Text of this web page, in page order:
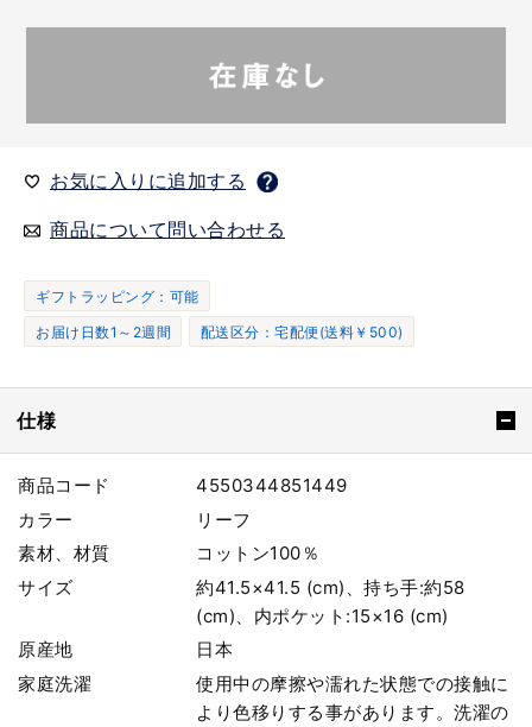
お気に入りに追加する
商品について問い合わせる
ギフトラッピング：可能
お届け日数1～2週間
配送区分：宅配便(送料￥500)
仕様
商品コード
4550344851449
カラー
リーフ
素材、材質
コットン100％
サイズ
約41.5×41.5 (cm)、持ち手:約58
(cm)、内ポケット:15×16 (cm)
原産地
日本
家庭洗濯
使用中の摩擦や濡れた状態での接触に
より色移りする事があります。洗濯の